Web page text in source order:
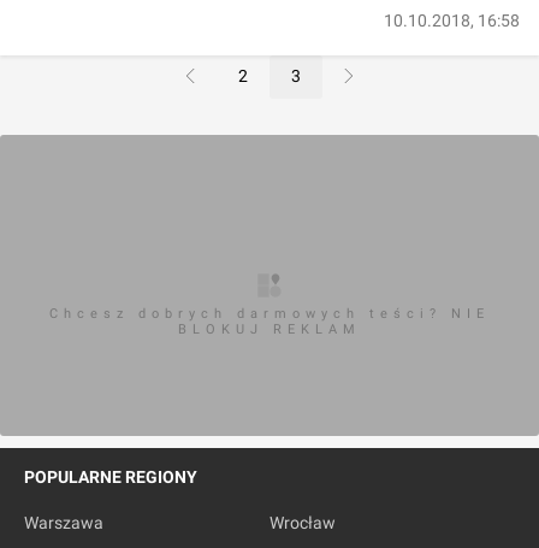
10.10.2018, 16:58
2 3
Chcesz dobrych darmowych teści? NIE
BLOKUJ REKLAM
POPULARNE REGIONY
Warszawa Wrocław